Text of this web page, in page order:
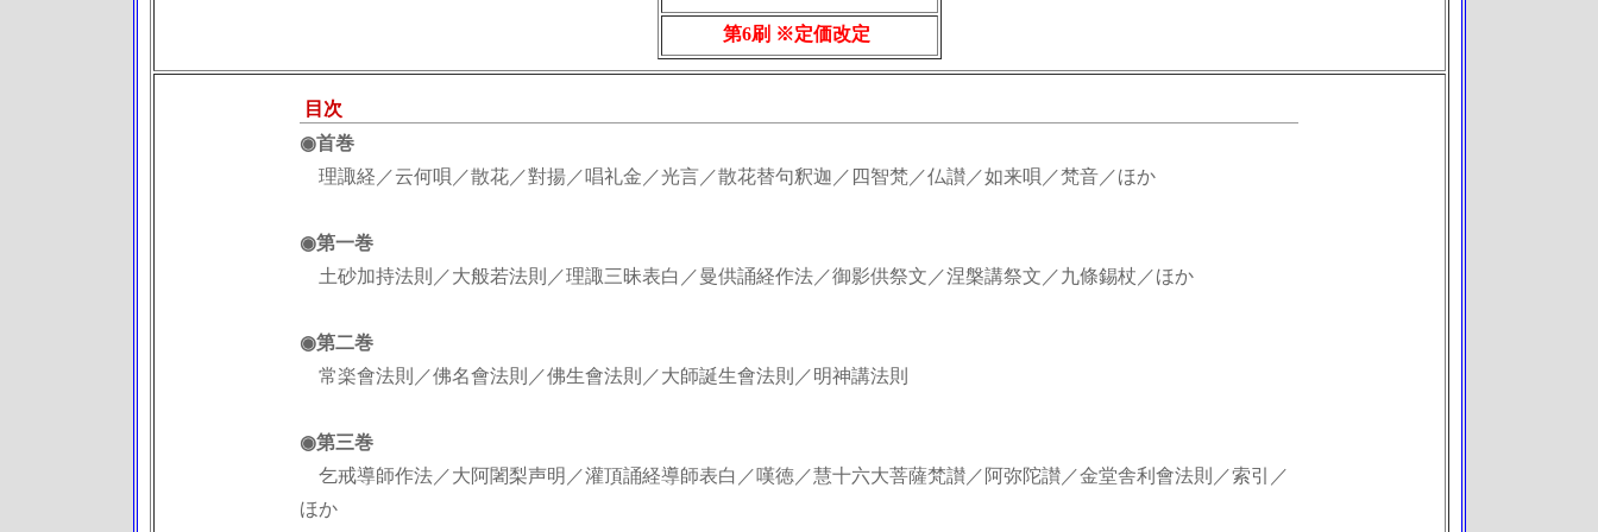
第6刷 ※定価改定
目次
◉首巻
理諏経／云何唄／散花／對揚／唱礼金／光言／散花替句釈迦／四智梵／仏讃／如来唄／梵音／ほか
◉第一巻
土砂加持法則／大般若法則／理諏三昧表白／曼供誦経作法／御影供祭文／涅槃講祭文／九條錫杖／ほか
◉第二巻
常楽會法則／佛名會法則／佛生會法則／大師誕生會法則／明神講法則
◉第三巻
乞戒導師作法／大阿闍梨声明／灌頂誦経導師表白／嘆徳／慧十六大菩薩梵讃／阿弥陀讃／金堂舎利會法則／索引／
ほか